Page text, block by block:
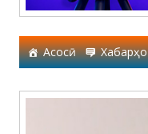
Асосӣ Хабарҳо